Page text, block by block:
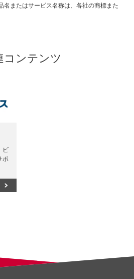
名またはサービス名称は、各社の商標また
コンテンツ
ビ
ポ